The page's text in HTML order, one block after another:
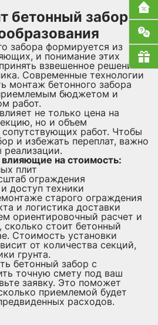
бетонный забор:
забора формируется из
и понимание этих
взвешенное решение
Современные технологии
монтаж бетонного забора
бюджетом и
работ.
не только цена на
но и объем
сопутствующих работ. Чтобы
и избежать переплат, важно
реализации.
на стоимость:
плит
ограждения
доступ техники
старого ограждения
и логистика доставки
ориентировочный расчет и
стоит бетонный
Стоимость установки
от количества секций,
грунта.
бетонный забор с
точную смету под ваш
заявку. Это поможет
приемлемой будет
расходов.